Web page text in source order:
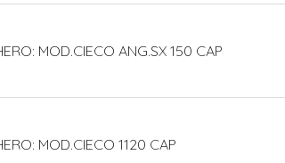
MOD.CIECO ANG.SX 150 CAP
MOD.CIECO 1120 CAP